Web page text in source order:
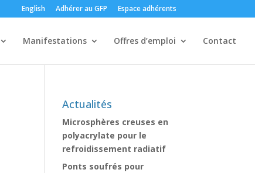
English Adhérer au GFP Espace adhérents
Manifestations Offres d’emploi Contact
Actualités
Microsphères creuses en
polyacrylate pour le
refroidissement radiatif
Ponts soufrés pour